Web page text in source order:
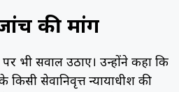
की मांग
भी सवाल उठाए। उन्होंने कहा कि
किसी सेवानिवृत्त न्यायाधीश की